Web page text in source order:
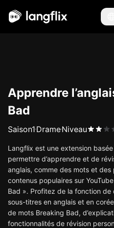
Français
Apprendre
Bad
Saison1 DrameNiveau
Langflix est une extension
permettre d’apprendre et de
anglais, comme des mots et
contenus populaires sur
Bad ». Profitez de la fonction
sous-titres en anglais et en
de mots Breaking Bad,
fonctionnalités de révision